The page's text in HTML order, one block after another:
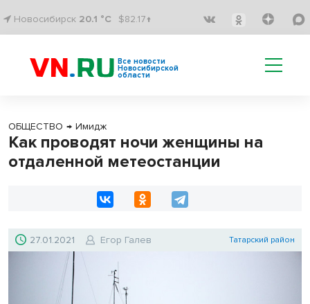
Новосибирск 20.1 °C $82.17↑
Все новости
Новосибирской
области
ОБЩЕСТВО → Имидж
Как проводят ночи женщины на
отдаленной метеостанции
27.01.2021 Егор Галев Татарский район